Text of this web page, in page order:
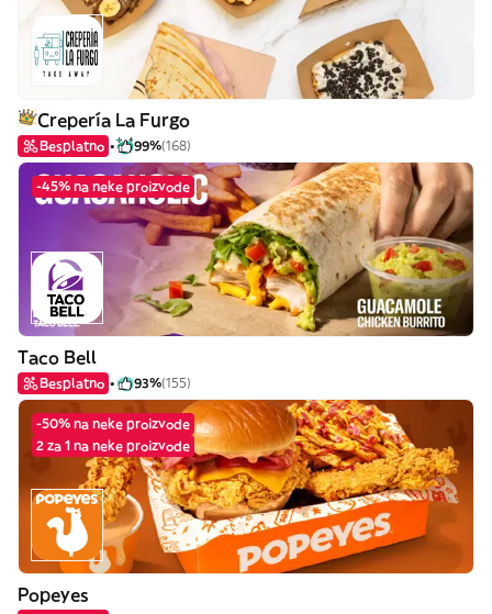
Crepería La Furgo
Besplatno 99%(168)
-45% na neke proizvode
Taco Bell
Besplatno 93%(155)
-50% na neke proizvode
2 za 1 na neke proizvode
Popeyes